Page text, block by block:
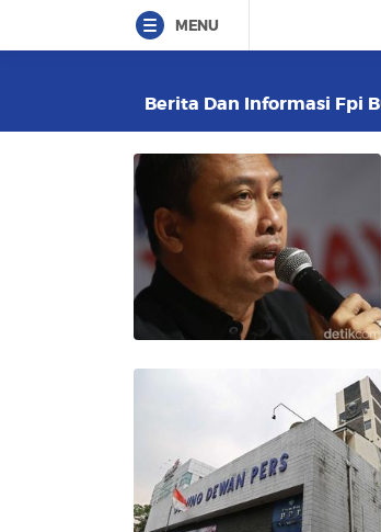
MENU
Berita Dan Informasi Fpi